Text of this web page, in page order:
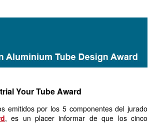
Your Tube Award
emitidos por los 5 componentes del jurado
, es un placer informar de que los cinco